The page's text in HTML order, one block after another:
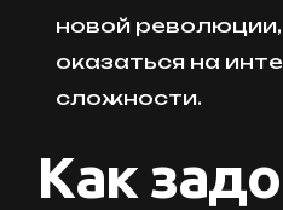
новой
оказаться на
сложности.
Как